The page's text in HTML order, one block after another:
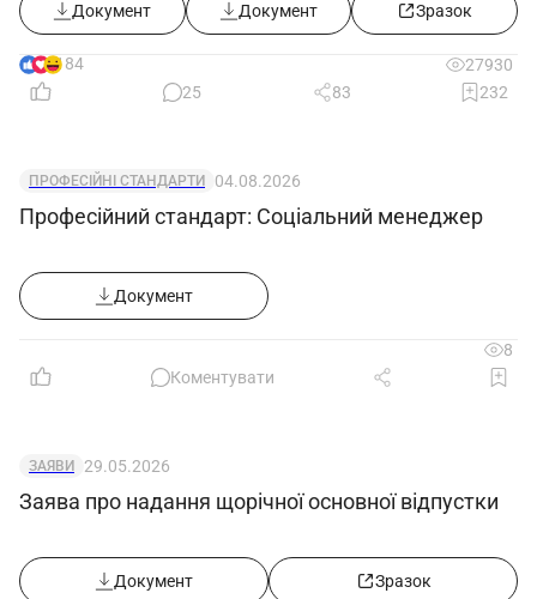
КМУ від 30.07.2025 №916))
Документ Документ Зразок
184
27930
25
83 232
ПРОФЕСІЙНІ СТАНДАРТИ 04.08.2026
Професійний стандарт: Соціальний менеджер
Документ
8
Коментувати
ЗАЯВИ 29.05.2026
Заява про надання щорічної основної відпустки
Документ Зразок